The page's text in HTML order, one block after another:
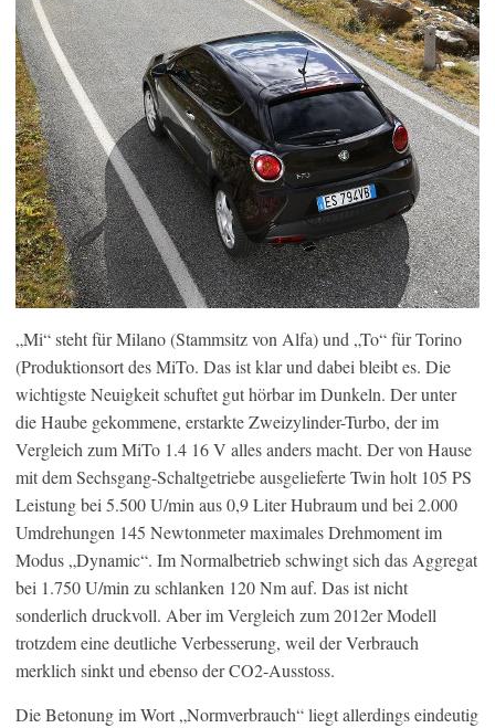
„Mi“ steht für Milano (Stammsitz von Alfa) und „To“ für Torino
(Produktionsort des MiTo. Das ist klar und dabei bleibt es. Die
wichtigste Neuigkeit schuftet gut hörbar im Dunkeln. Der unter
die Haube gekommene, erstarkte Zweizylinder-Turbo, der im
Vergleich zum MiTo 1.4 16 V alles anders macht. Der von Hause
mit dem Sechsgang-Schaltgetriebe ausgelieferte Twin holt 105 PS
Leistung bei 5.500 U/min aus 0,9 Liter Hubraum und bei 2.000
Umdrehungen 145 Newtonmeter maximales Drehmoment im
Modus „Dynamic“. Im Normalbetrieb schwingt sich das Aggregat
bei 1.750 U/min zu schlanken 120 Nm auf. Das ist nicht
sonderlich druckvoll. Aber im Vergleich zum 2012er Modell
trotzdem eine deutliche Verbesserung, weil der Verbrauch
merklich sinkt und ebenso der CO2-Ausstoss.
Die Betonung im Wort „Normverbrauch“ liegt allerdings eindeutig